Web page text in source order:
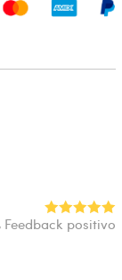
Feedback positivo